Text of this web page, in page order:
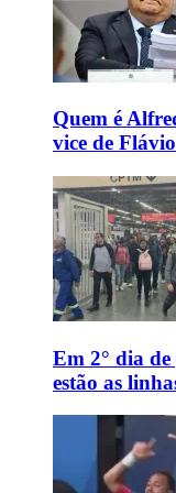
Quem é
vice de
Em 2° dia
estão as